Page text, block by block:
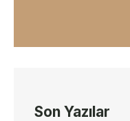
Son Yazılar